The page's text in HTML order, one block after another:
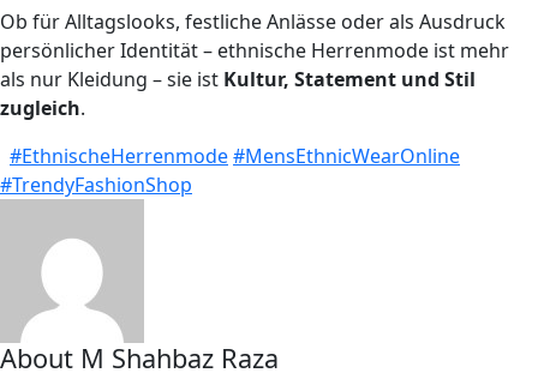
Ob für Alltagslooks, festliche Anlässe oder als Ausdruck
persönlicher Identität – ethnische Herrenmode ist mehr
als nur Kleidung – sie ist Kultur, Statement und Stil
zugleich.
#EthnischeHerrenmode#MensEthnicWearOnline
#TrendyFashionShop
About M Shahbaz Raza